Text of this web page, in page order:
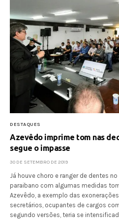
DESTAQUES
Azevêdo imprime tom nas
segue o impasse
30 DE SETEMBRO DE 2019
Já houve choro e ranger de dentes
paraibano com algumas medidas
Azevêdo, a exemplo das
secretários, ocupantes de cargos
segundo versões, teria se